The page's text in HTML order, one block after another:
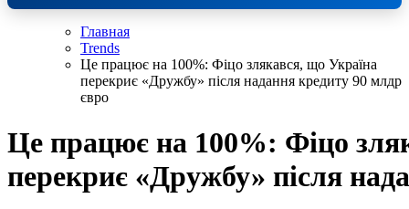
Главная
Trends
Це працює на 100%: Фіцо злякався, що Україна
перекриє «Дружбу» після надання кредиту 90 млдр
євро
Це працює на 100%: Фіцо
перекриє «Дружбу» після